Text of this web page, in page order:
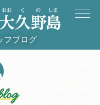
フブログ